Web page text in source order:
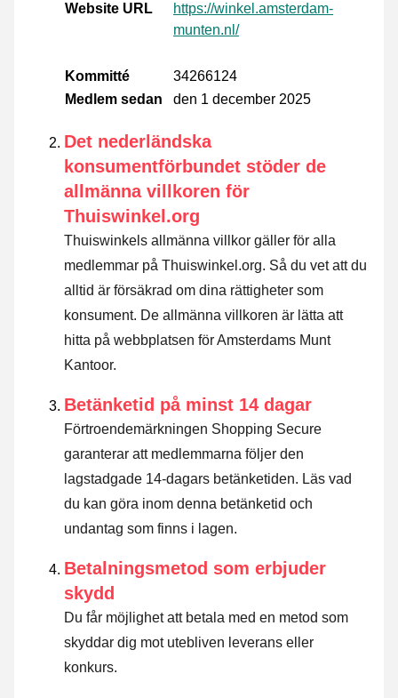
Website URL
https://winkel.amsterdam-
munten.nl/
Kommitté
34266124
Medlem sedan
den 1 december 2025
Det nederländska
konsumentförbundet stöder de
allmänna villkoren för
Thuiswinkel.org
Thuiswinkels allmänna villkor gäller för alla
medlemmar på Thuiswinkel.org. Så du vet att du
alltid är försäkrad om dina rättigheter som
konsument. De allmänna villkoren är lätta att
hitta på webbplatsen för Amsterdams Munt
Kantoor.
Betänketid på minst 14 dagar
Förtroendemärkningen Shopping Secure
garanterar att medlemmarna följer den
lagstadgade 14-dagars betänketiden. Läs vad
du kan göra inom denna betänketid och
undantag som finns i lagen.
Betalningsmetod som erbjuder
skydd
Du får möjlighet att betala med en metod som
skyddar dig mot utebliven leverans eller
konkurs.